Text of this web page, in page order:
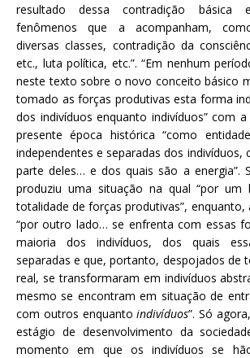
resultado dessa contradição básica
fenômenos que a acompanham,
diversas classes, contradição da
etc., luta política, etc.”. “Em nenhum
neste texto sobre o novo conceito básico
tomado as forças produtivas esta forma
dos indivíduos enquanto indivíduos” com
presente época histórica “como
independentes e separadas dos indivíduos,
parte deles… e dos quais são a energia”.
produziu uma situação na qual “por
totalidade de forças produtivas”,
“por outro lado… se enfrenta com essas
maioria dos indivíduos, dos quais
separadas e que, portanto, despojados de
real, se transformaram em indivíduos
mesmo se encontram em situação de
com outros enquantoindivíduos”. Só
estágio de desenvolvimento da
momento em que os indivíduos se